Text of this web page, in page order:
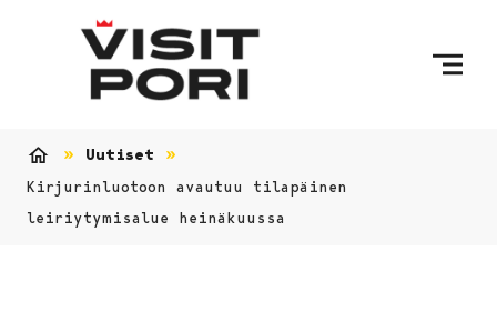
Uutiset
Kirjurinluotoon avautuu tilapäinen
leiriytymisalue heinäkuussa